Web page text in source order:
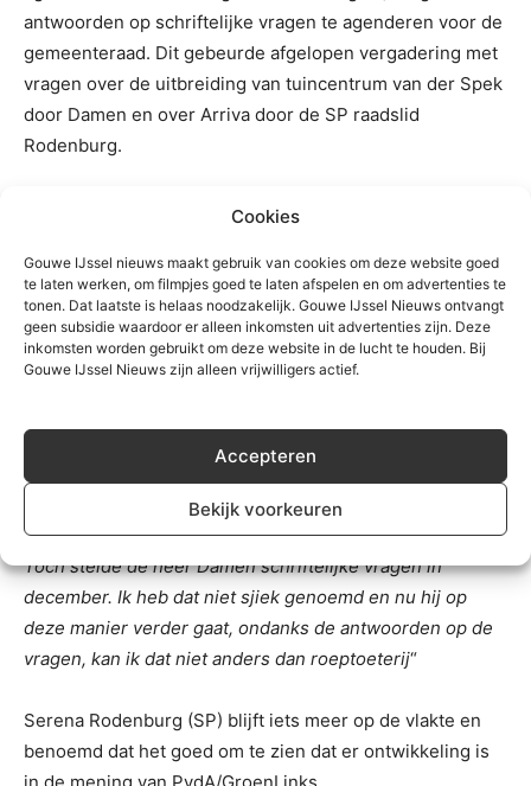
Cookies
Gouwe IJssel nieuws maakt gebruik van cookies om deze website goed
te laten werken, om filmpjes goed te laten afspelen en om advertenties te
tonen. Dat laatste is helaas noodzakelijk. Gouwe IJssel Nieuws ontvangt
geen subsidie waardoor er alleen inkomsten uit advertenties zijn. Deze
inkomsten worden gebruikt om deze website in de lucht te houden. Bij
Gouwe IJssel Nieuws zijn alleen vrijwilligers actief.
Accepteren
Bekijk voorkeuren
antwoorden op schriftelijke vragen te agenderen voor de
gemeenteraad. Dit gebeurde afgelopen vergadering met
vragen over de uitbreiding van tuincentrum van der Spek
door Damen en over Arriva door de SP raadslid
Rodenburg.
Wrevel bij andere partijen
Andere partijen in de gemeenteraad verbazen zich over
het onderzoek. Vooral eerst tegenstemmen en
vervolgens met de standpunten van deze partijen er
vandoor gaan, terwijl de gemeente er mee bezig is, wordt
door diverse raadsleden niet op prijs gesteld.
het onderzoek van PvdA/GroenLinks. “
wethouder toegezegd heeft om medio maart 2021 met
een informatienota naar de gemeenteraad te komen.
Toch stelde de heer Damen schriftelijke vragen in
december. Ik heb dat niet sjiek genoemd en nu hij op
deze manier verder gaat, ondanks de antwoorden op de
vragen, kan ik dat niet anders dan roeptoeterij“
Serena Rodenburg (SP) blijft iets meer op de vlakte en
benoemd dat het goed om te zien dat er ontwikkeling is